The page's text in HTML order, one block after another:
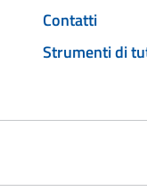
Contatti
Strumenti di